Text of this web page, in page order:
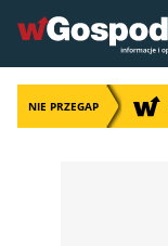
NIE PRZEGAP